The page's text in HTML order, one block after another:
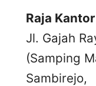
Raja
Jl. Gajah
(Samping
Sambirejo,